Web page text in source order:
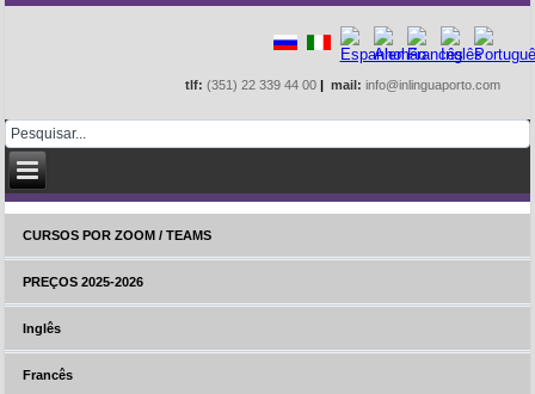
tlf: (351) 22 339 44 00 | mail: info@inlinguaporto.com
CURSOS POR ZOOM / TEAMS
PREÇOS 2025-2026
Inglês
Francês